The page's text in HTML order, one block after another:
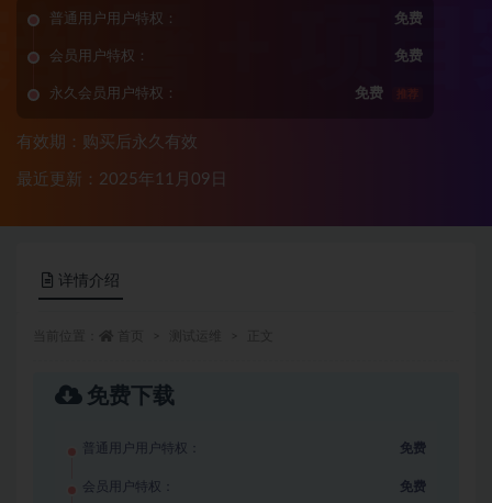
普通用户用户特权： 免费
会员用户特权： 免费
永久会员用户特权： 免费 推荐
有效期：购买后永久有效
最近更新：2025年11月09日
详情介绍
免费下载
普通用户用户特权： 免费
会员用户特权： 免费